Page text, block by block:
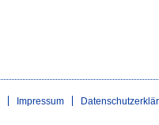
Impressum